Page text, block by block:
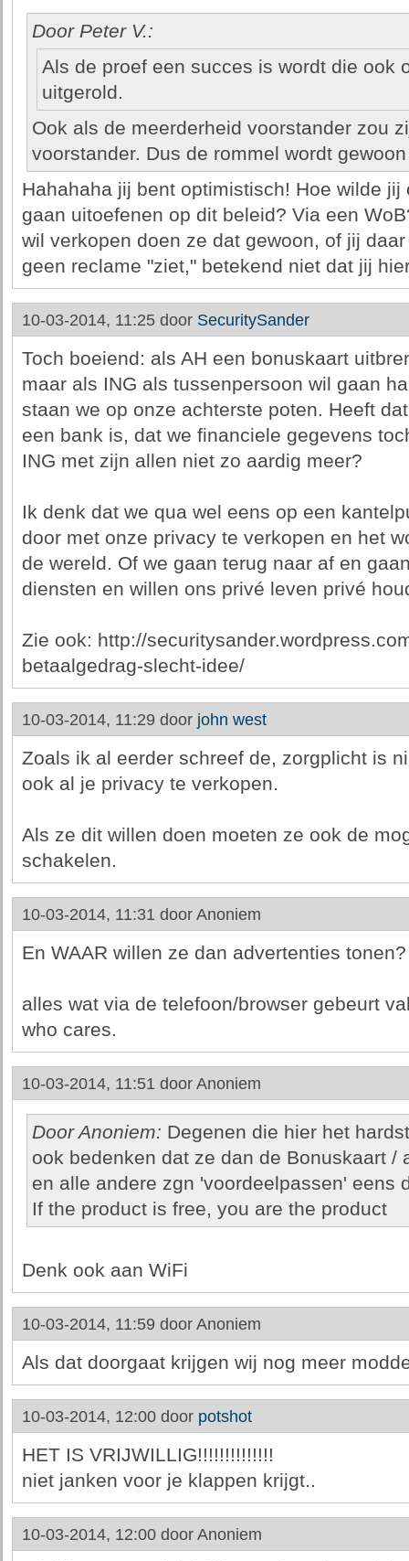
Door Peter V.:
Als de proef een succes is wordt die ook
uitgerold.
Ook als de meerderheid voorstander zou
voorstander. Dus de rommel wordt
Hahahaha jij bent optimistisch! Hoe wilde
gaan uitoefenen op dit beleid? Via een
wil verkopen doen ze dat gewoon, of jij
geen reclame "ziet," betekend niet dat jij
10-03-2014, 11:25 door SecuritySander
Toch boeiend: als AH een bonuskaart
maar als ING als tussenpersoon wil gaan
staan we op onze achterste poten. Heeft
een bank is, dat we financiele gegevens
ING met zijn allen niet zo aardig meer?
Ik denk dat we qua wel eens op een
door met onze privacy te verkopen en het
de wereld. Of we gaan terug naar af en
diensten en willen ons privé leven privé
Zie ook: http://
betaalgedrag-slecht-idee/
10-03-2014, 11:29 door john west
Zoals ik al eerder schreef de, zorgplicht is
ook al je privacy te verkopen.
Als ze dit willen doen moeten ze ook de
schakelen.
10-03-2014, 11:31 door Anoniem
En WAAR willen ze dan advertenties
alles wat via de telefoon/browser gebeurt
who cares.
10-03-2014, 11:51 door Anoniem
Door Anoniem: Degenen die hier het
ook bedenken dat ze dan de Bonuskaart /
en alle andere zgn 'voordeelpassen' eens
If the product is free, you are the product
Denk ook aan WiFi
10-03-2014, 11:59 door Anoniem
Als dat doorgaat krijgen wij nog meer
10-03-2014, 12:00 door potshot
HET IS VRIJWILLIG!!!!!!!!!!!!!!
niet janken voor je klappen krijgt..
10-03-2014, 12:00 door Anoniem